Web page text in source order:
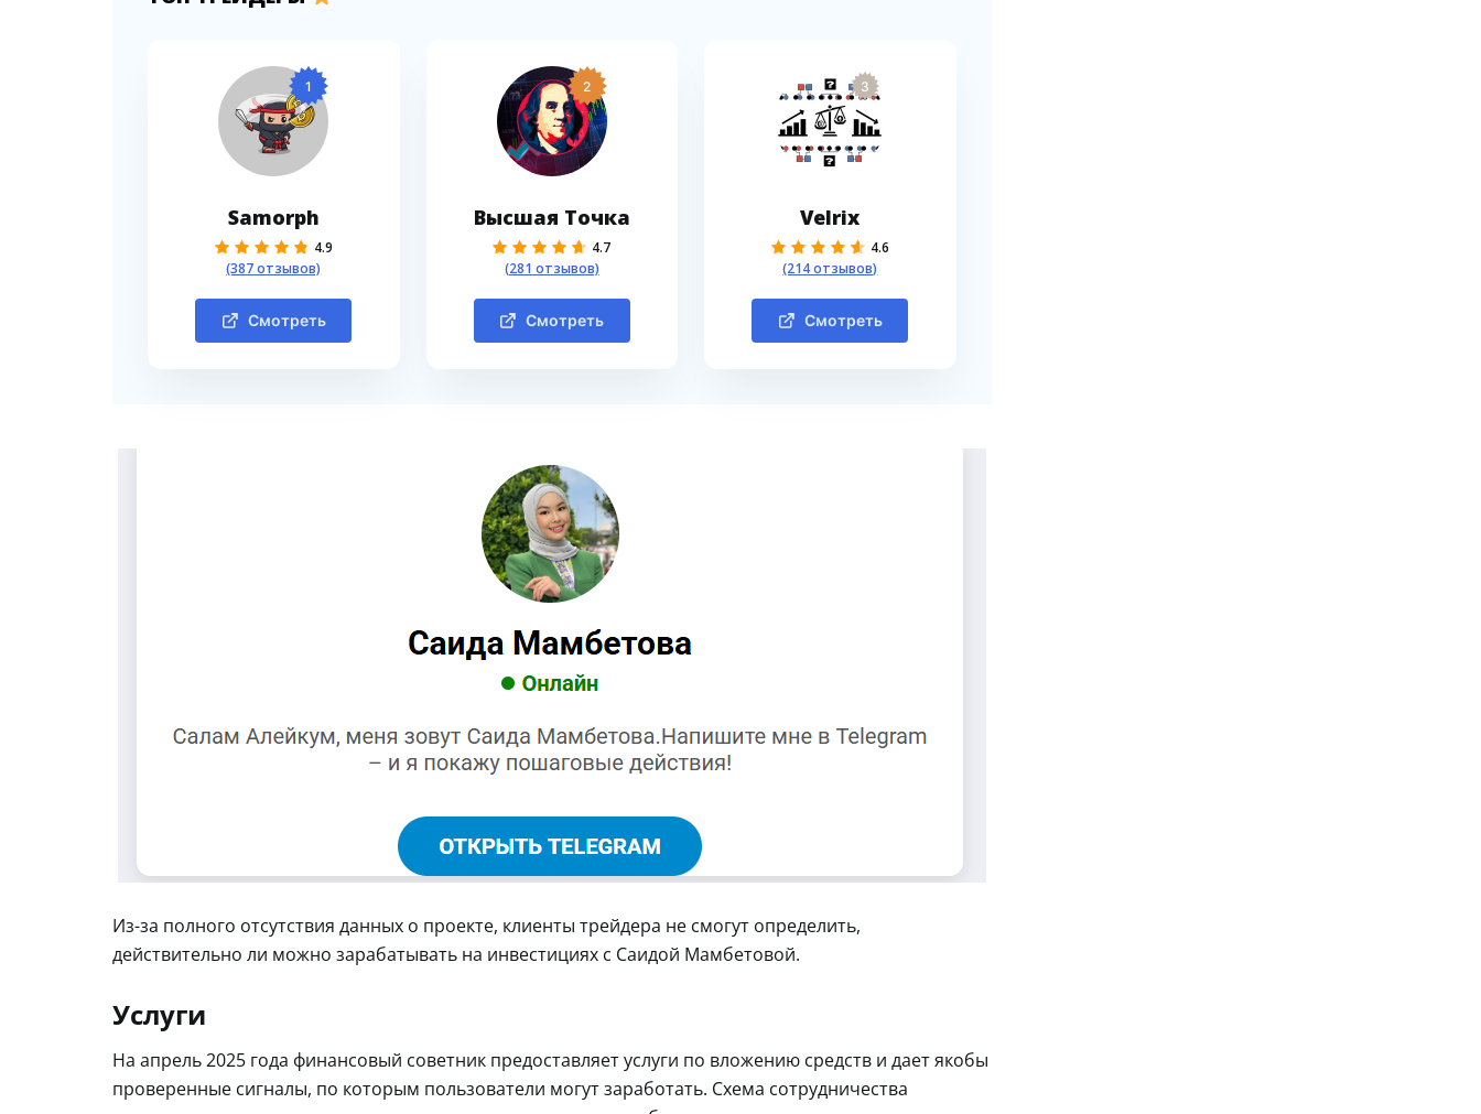
1
Samorph
4.9
(387 отзывов)
Смотреть
2
Высшая Точка
4.7
(281 отзывов)
Смотреть
3
Velrix
4.6
(214 отзывов)
Смотреть
Из-за полного отсутствия данных о проекте, клиенты трейдера не смогут определить,
действительно ли можно зарабатывать на инвестициях с Саидой Мамбетовой.
Услуги
На апрель 2025 года финансовый советник предоставляет услуги по вложению средств и дает якобы
проверенные сигналы, по которым пользователи могут заработать. Схема сотрудничества